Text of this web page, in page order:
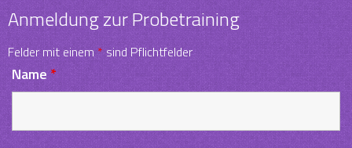
Anmeldung zur Probetraining
Felder mit einem * sind Pflichtfelder
Name*